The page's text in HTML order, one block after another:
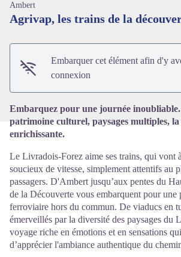
Ambert
Agrivap, les trains de la
Embarquer cet élément afin d'y
connexion
Embarquez pour une journée
patrimoine culturel, paysages multiples, la
enrichissante.
Le Livradois-Forez aime ses trains, qui vont
soucieux de vitesse, simplement attentifs au
passagers. D'Ambert jusqu’aux pentes du
de la Découverte vous embarquent pour une
ferroviaire hors du commun. De viaducs en
émerveillés par la diversité des paysages du
voyage riche en émotions et en sensations
d’apprécier l'ambiance authentique du